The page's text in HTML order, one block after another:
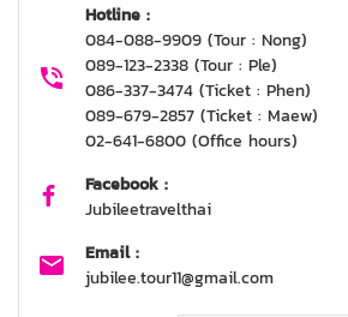
Hotline :
084-088-9909 (Tour : Nong)
089-123-2338 (Tour : Ple)
086-337-3474 (Ticket : Phen)
089-679-2857 (Ticket : Maew)
02-641-6800 (Office hours)
Facebook :
Jubileetravelthai
Email :
jubilee.tour11@gmail.com